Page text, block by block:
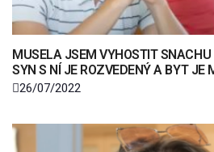
MUSELA JSEM VYHOSTIT
SYN S NÍ JE ROZVEDENÝ A BYT JE
26/07/2022